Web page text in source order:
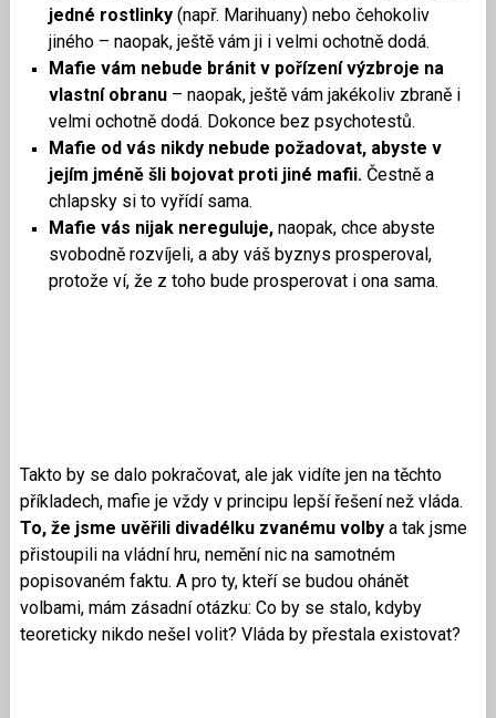
jedné rostlinky (např. Marihuany) nebo čehokoliv
jiného – naopak, ještě vám ji i velmi ochotně dodá.
Mafie vám nebude bránit v pořízení výzbroje na
vlastní obranu – naopak, ještě vám jakékoliv zbraně i
velmi ochotně dodá. Dokonce bez psychotestů.
Mafie od vás nikdy nebude požadovat, abyste v
jejím jméně šli bojovat proti jiné mafii. Čestně a
chlapsky si to vyřídí sama.
Mafie vás nijak nereguluje, naopak, chce abyste
svobodně rozvíjeli, a aby váš byznys prosperoval,
protože ví, že z toho bude prosperovat i ona sama.
Takto by se dalo pokračovat, ale jak vidíte jen na těchto
příkladech, mafie je vždy v principu lepší řešení než vláda.
To, že jsme uvěřili divadélku zvanému volbya tak jsme
přistoupili na vládní hru, nemění nic na samotném
popisovaném faktu. A pro ty, kteří se budou ohánět
volbami, mám zásadní otázku: Co by se stalo, kdyby
teoreticky nikdo nešel volit? Vláda by přestala existovat?